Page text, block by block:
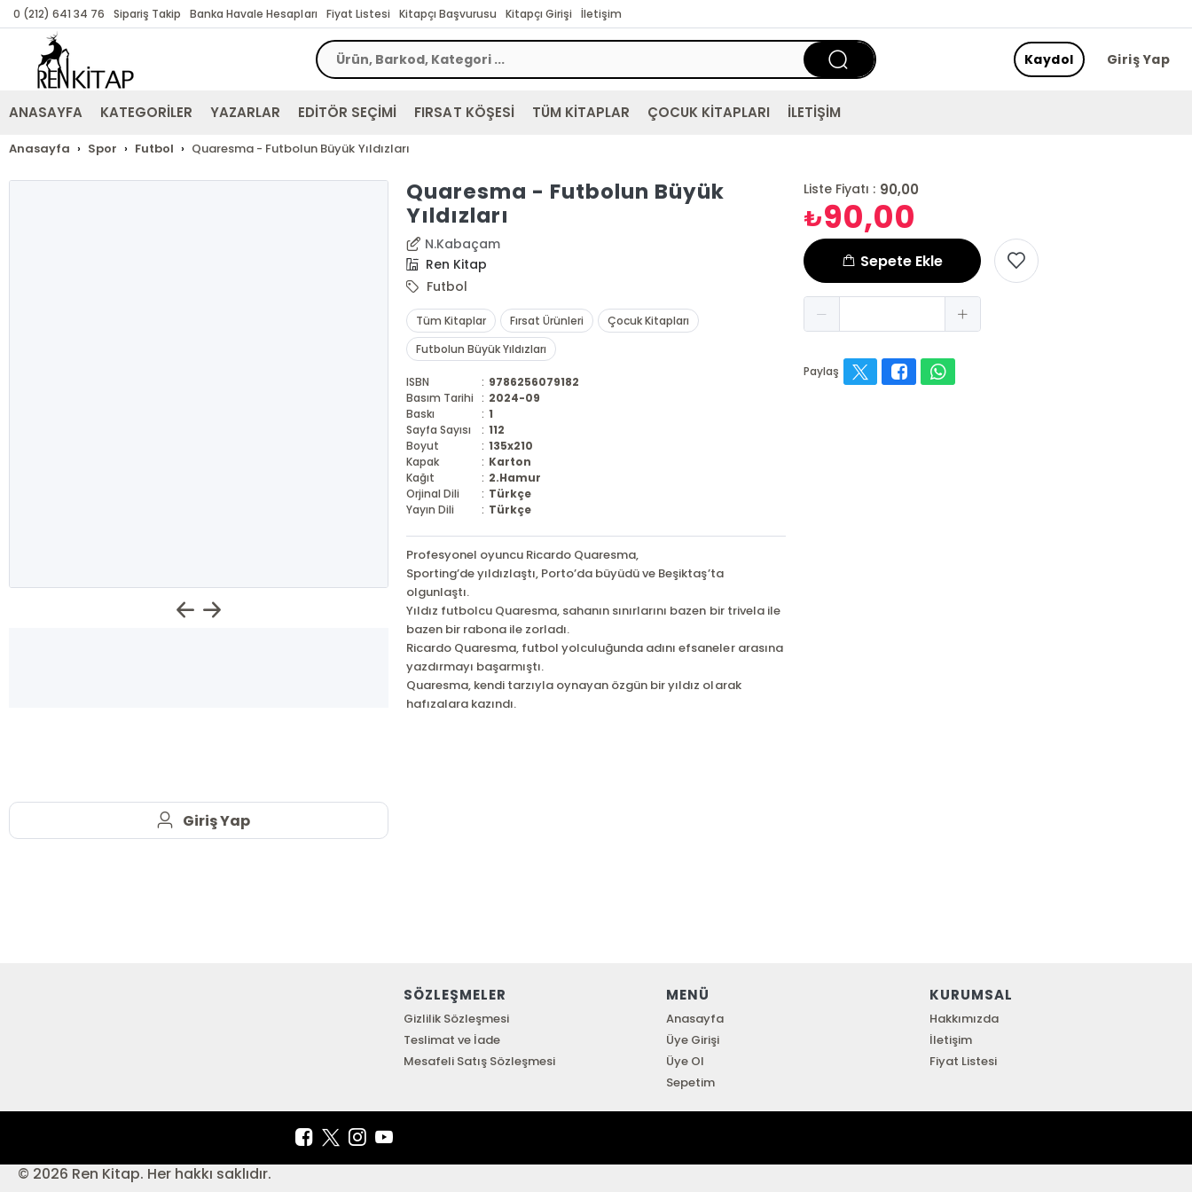
0 (212) 641 34 76 Sipariş Takip Banka Havale Hesapları Fiyat Listesi Kitapçı Başvurusu Kitapçı Girişi İletişim
Giriş Yap
Kaydol
ANASAYFA KATEGORİLER YAZARLAR EDİTÖR SEÇİMİ FIRSAT KÖŞESİ TÜM KİTAPLAR ÇOCUK KİTAPLARI İLETİŞİM
Anasayfa Spor Futbol Quaresma - Futbolun Büyük Yıldızları
Quaresma - Futbolun Büyük
Yıldızları
N.Kabaçam
Ren Kitap
Futbol
Tüm Kitaplar Fırsat Ürünleri
Çocuk Kitapları
Futbolun Büyük Yıldızları
ISBN : 9786256079182
Basım Tarihi : 2024-09
Baskı
: 1
Sayfa Sayısı
: 112
Boyut
: 135x210
Kapak
: Karton
Kağıt
: 2.Hamur
Orjinal Dili
: Türkçe
Yayın Dili
: Türkçe
Profesyonel oyuncu Ricardo Quaresma,
Sporting’de yıldızlaştı, Porto’da büyüdü ve Beşiktaş’ta
olgunlaştı.
Yıldız futbolcu Quaresma, sahanın sınırlarını bazen bir trivela ile
bazen bir rabona ile zorladı.
Ricardo Quaresma, futbol yolculuğunda adını efsaneler arasına
yazdırmayı başarmıştı.
Quaresma, kendi tarzıyla oynayan özgün bir yıldız olarak
hafızalara kazındı.
Liste Fiyatı : 90,00
₺90,00
Sepete Ekle
Paylaş
Giriş Yap
SÖZLEŞMELER
Gizlilik Sözleşmesi
Teslimat ve İade
Mesafeli Satış Sözleşmesi
MENÜ
Anasayfa
Üye Girişi
Üye Ol
Sepetim
KURUMSAL
Hakkımızda
İletişim
Fiyat Listesi
© 2026 Ren Kitap. Her hakkı saklıdır.